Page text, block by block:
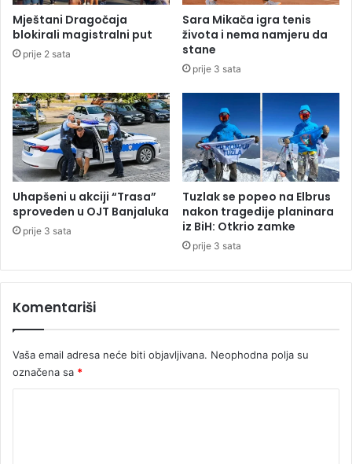
z
l
i
:
o
l
i
t
i
č
ć
n
b
r
ž
n
a
d
m
a
k
a
n
j
a
l
e
Mještani Dragočaja
blokirali magistralni put
prije 2 sata
Sara Mikača igra tenis
života i nema namjeru da
stane
prije 3 sata
Uhapšeni u akciji “Trasa”
sproveden u OJT Banjaluka
prije 3 sata
Tuzlak se popeo na Elbrus
nakon tragedije planinara
iz BiH: Otkrio zamke
prije 3 sata
Komentariši
Vaša email adresa neće biti objavljivana. Neophodna polja su
označena sa *